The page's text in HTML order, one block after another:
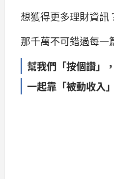
想獲得更多理財資訊
那千萬不可錯過每一
幫我們「按個讚」，
一起靠「被動收入